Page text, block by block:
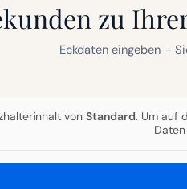
zu
Eckdaten eingeben –
von Standard. Um auf